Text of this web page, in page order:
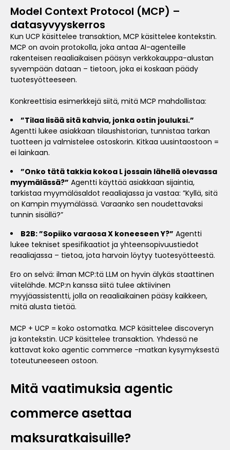
Model Context Protocol (MCP) –
datasyvyyskerros
Kun UCP käsittelee transaktion, MCP käsittelee kontekstin.
MCP on avoin protokolla, joka antaa AI-agenteille
rakenteisen reaaliaikaisen pääsyn verkkokauppa-alustan
syvempään dataan – tietoon, joka ei koskaan päädy
tuotesyötteeseen.
Konkreettisia esimerkkejä siitä, mitä MCP mahdollistaa:
”Tilaa lisää sitä kahvia, jonka ostin jouluksi.”
Agentti lukee asiakkaan tilaushistorian, tunnistaa tarkan
tuotteen ja valmistelee ostoskorin. Kitkaa uusintaostoon =
ei lainkaan.
”Onko tätä takkia kokoa L jossain lähellä olevassa
myymälässä?” Agentti käyttää asiakkaan sijaintia,
tarkistaa myymäläsaldot reaaliajassa ja vastaa: ”Kyllä, sitä
on Kampin myymälässä. Varaanko sen noudettavaksi
tunnin sisällä?”
B2B: ”Sopiiko varaosa X koneeseen Y?” Agentti
lukee tekniset spesifikaatiot ja yhteensopivuustiedot
reaaliajassa – tietoa, jota harvoin löytyy tuotesyötteestä.
Ero on selvä: ilman MCP:tä LLM on hyvin älykäs staattinen
viitelähde. MCP:n kanssa siitä tulee aktiivinen
myyjäassistentti, jolla on reaaliaikainen pääsy kaikkeen,
mitä alusta tietää.
MCP + UCP = koko ostomatka. MCP käsittelee discoveryn
ja kontekstin. UCP käsittelee transaktion. Yhdessä ne
kattavat koko agentic commerce -matkan kysymyksestä
toteutuneeseen ostoon.
Mitä vaatimuksia agentic
commerce asettaa
maksuratkaisuille?